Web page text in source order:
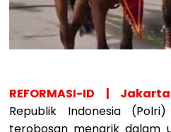
REFORMASI-ID |
Republik Indonesia
terobosan menarik dalam